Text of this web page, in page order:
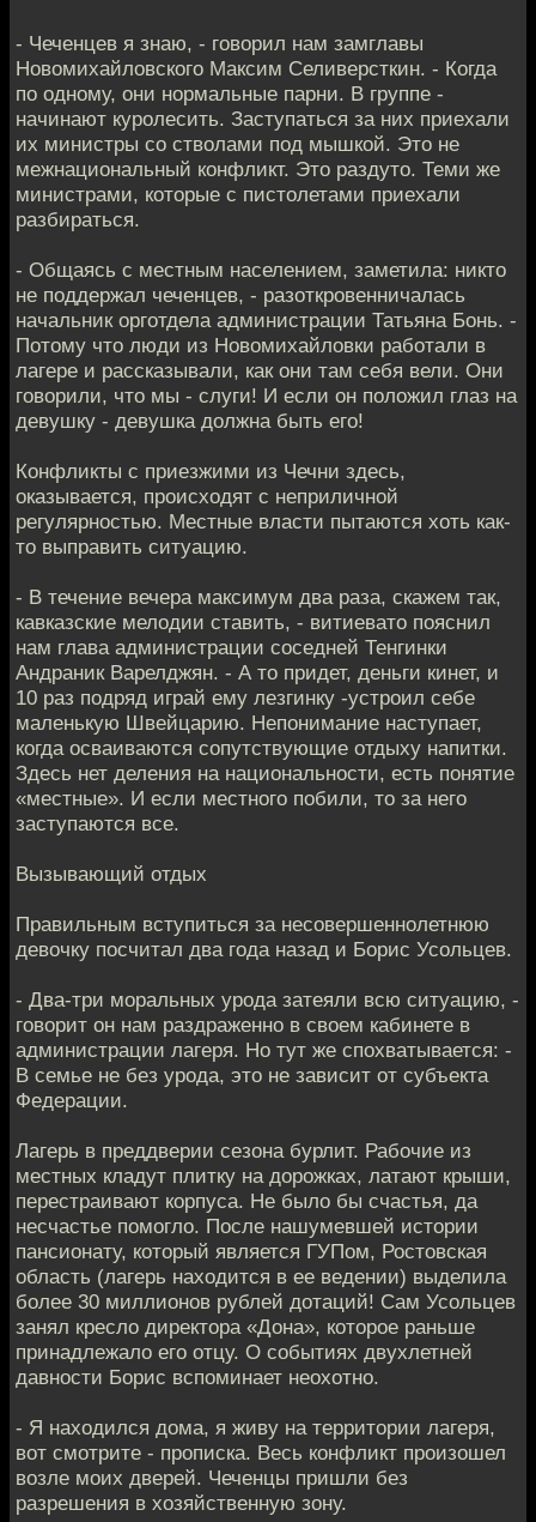
- Чеченцев я знаю, - говорил нам замглавы
Новомихайловского Максим Селиверсткин. - Когда
по одному, они нормальные парни. В группе -
начинают куролесить. Заступаться за них приехали
их министры со стволами под мышкой. Это не
межнациональный конфликт. Это раздуто. Теми же
министрами, которые с пистолетами приехали
разбираться.
- Общаясь с местным населением, заметила: никто
не поддержал чеченцев, - разоткровенничалась
начальник орг­отдела администрации Татьяна Бонь. -
Потому что люди из Новомихайловки работали в
лагере и рассказывали, как они там себя вели. Они
говорили, что мы - слуги! И если он положил глаз на
девушку - девушка должна быть его!
Конфликты с приезжими из Чечни здесь,
оказывается, происходят с неприличной
регулярностью. Местные власти пытаются хоть как-
то выправить ситуацию.
- В течение вечера максимум два раза, скажем так,
кавказские мелодии ставить, - витиевато пояснил
нам глава администрации соседней Тенгинки
Андраник Варелджян. - А то придет, деньги кинет, и
10 раз подряд играй ему лезгинку -устроил себе
маленькую Швейцарию. Непонимание наступает,
когда осваиваются сопутствующие отдыху напитки.
Здесь нет деления на национальности, есть понятие
«местные». И если местного побили, то за него
заступаются все.
Вызывающий отдых
Правильным вступиться за несовершеннолетнюю
девочку посчитал два года назад и Борис Усольцев.
- Два-три моральных урода затеяли всю ситуацию, -
говорит он нам раздраженно в своем кабинете в
администрации лагеря. Но тут же спохватывается: -
В семье не без урода, это не зависит от субъекта
Федерации.
Лагерь в преддверии сезона бурлит. Рабочие из
местных кладут плитку на дорожках, латают крыши,
перестраивают корпуса. Не было бы счастья, да
несчастье помогло. После нашумевшей истории
пансионату, который является ГУПом, Ростовская
область (лагерь находится в ее ведении) выделила
более 30 миллионов рублей дотаций! Сам Усольцев
занял кресло директора «Дона», которое раньше
принадлежало его отцу. О событиях двухлетней
давности Борис вспоминает не­охотно.
- Я находился дома, я живу на территории лагеря,
вот смотрите - прописка. Весь конфликт произошел
возле моих дверей. Чеченцы пришли без
разрешения в хозяйственную зону.